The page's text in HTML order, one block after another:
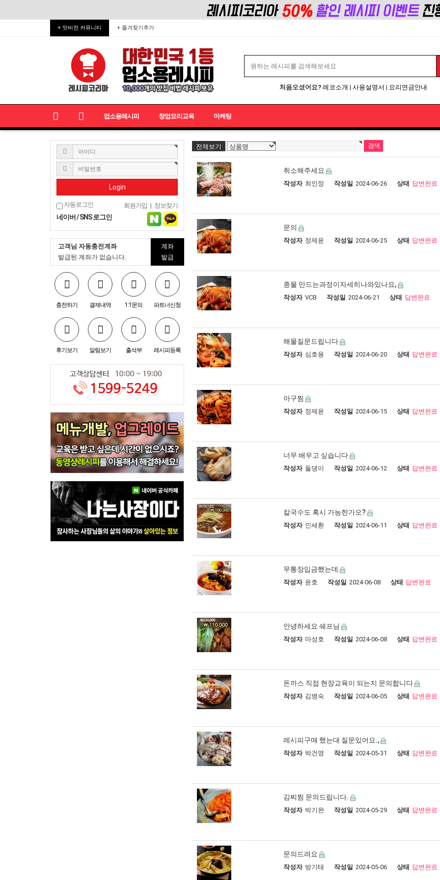
+ 맛비전 커뮤니티 + 즐겨찾기추가
처음오셨어요? 레코소개 | 사용설명서 | 요리연금안내
업소용레시피 창업요리교육 마케팅
Login
자동로그인 회원가입 | 정보찾기
네이버 / SNS 로그인
고객님 자동충전계좌
발급된 계좌가 없습니다.
계좌
발급
충전하기 결제내역 1:1문의 파트너신청
후기보기 알림보기 출석부 레시피등록
전체보기
취소해주세요
작성자 최인정 작성일 2024-06-26 상태 답변완료
문의
작성자 정제윤 작성일 2024-06-25 상태 답변완료
종물 만드는과정이자세히나와있나요,
작성자 VCB 작성일 2024-06-21 상태 답변완료
해물질문드립니다
작성자 심호용 작성일 2024-06-20 상태 답변완료
아구찜
작성자 정제윤 작성일 2024-06-15 상태 답변완료
너무 배우고 싶습니다
작성자 돌댕이 작성일 2024-06-12 상태 답변완료
칼국수도 혹시 가능한가오?
작성자 인세환 작성일 2024-06-11 상태 답변완료
무통장입금했는데
작성자 윤호 작성일 2024-06-08 상태 답변완료
안녕하세요 쉐프님
작성자 마성호 작성일 2024-06-08 상태 답변완료
돈까스 직접 현장교육이 되는지 문의합니다
작성자 김병숙 작성일 2024-06-05 상태 답변완료
레시피구매 했는대 질문있어요.,
작성자 박건영 작성일 2024-05-31 상태 답변완료
김찌찜 문의드립니다.
작성자 박기완 작성일 2024-05-29 상태 답변완료
문의드려요
작성자 방기태 작성일 2024-05-06 상태 답변완료